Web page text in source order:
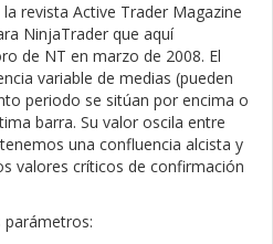
revista Active Trader Magazine
NinjaTrader que aquí
de NT en marzo de 2008. El
variable de medias (pueden
periodo se sitúan por encima o
barra. Su valor oscila entre
una confluencia alcista y
valores críticos de confirmación
parámetros: